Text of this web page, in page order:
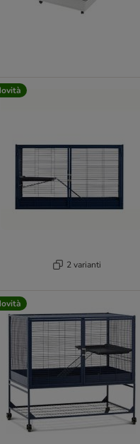
2 varianti